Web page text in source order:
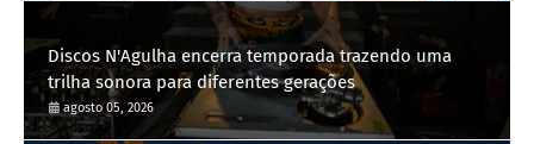
Discos N'Agulha encerra temporada trazendo uma
trilha sonora para diferentes gerações
agosto 05, 2026